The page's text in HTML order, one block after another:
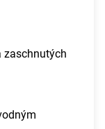
zaschnutých